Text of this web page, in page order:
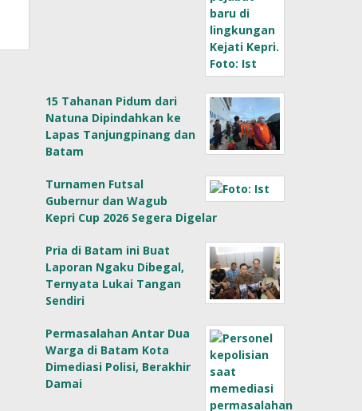
15 Tahanan Pidum dari
Natuna Dipindahkan ke
Lapas Tanjungpinang dan
Batam
Turnamen Futsal
Gubernur dan Wagub
Kepri Cup 2026 Segera Digelar
Pria di Batam ini Buat
Laporan Ngaku Dibegal,
Ternyata Lukai Tangan
Sendiri
Permasalahan Antar Dua
Warga di Batam Kota
Dimediasi Polisi, Berakhir
Damai